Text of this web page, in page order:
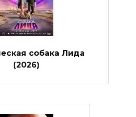
собака Лида
(2026)